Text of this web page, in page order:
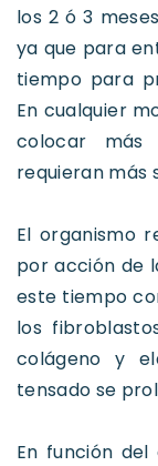
los 2 ó 3
ya que para
tiempo para
En cualquier
colocar más
requieran más
El organismo
por acción de
este tiempo
los
colágeno y
tensado se
En función